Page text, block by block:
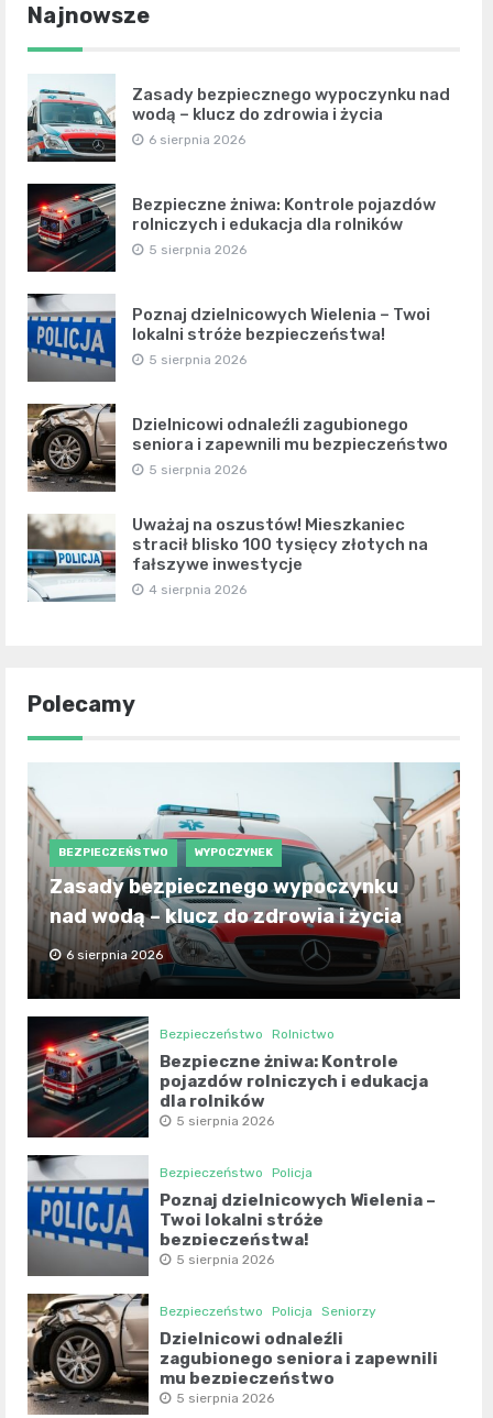
Najnowsze
Zasady bezpiecznego wypoczynku nad
wodą – klucz do zdrowia i życia
6 sierpnia 2026
Bezpieczne żniwa: Kontrole pojazdów
rolniczych i edukacja dla rolników
5 sierpnia 2026
Poznaj dzielnicowych Wielenia – Twoi
lokalni stróże bezpieczeństwa!
5 sierpnia 2026
Dzielnicowi odnaleźli zagubionego
seniora i zapewnili mu bezpieczeństwo
5 sierpnia 2026
Uważaj na oszustów! Mieszkaniec
stracił blisko 100 tysięcy złotych na
fałszywe inwestycje
4 sierpnia 2026
Polecamy
BEZPIECZEŃSTWO WYPOCZYNEK
Zasady bezpiecznego wypoczynku
nad wodą – klucz do zdrowia i życia
6 sierpnia 2026
Bezpieczeństwo Rolnictwo
Bezpieczne żniwa: Kontrole
pojazdów rolniczych i edukacja
dla rolników
5 sierpnia 2026
Bezpieczeństwo Policja
Poznaj dzielnicowych Wielenia –
Twoi lokalni stróże
bezpieczeństwa!
5 sierpnia 2026
Bezpieczeństwo Policja Seniorzy
Dzielnicowi odnaleźli
zagubionego seniora i zapewnili
mu bezpieczeństwo
5 sierpnia 2026